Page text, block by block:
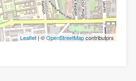
Leaflet| ©OpenStreetMapcontributors